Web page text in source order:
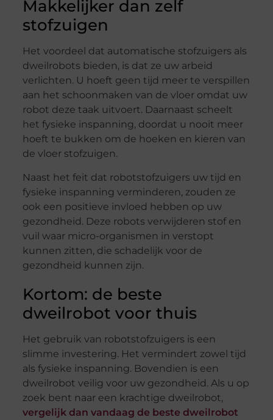
Makkelijker dan zelf
stofzuigen
Het voordeel dat automatische stofzuigers als
dweilrobots bieden, is dat ze uw arbeid
verlichten. U hoeft geen tijd meer te verspillen
aan het schoonmaken van de vloer omdat uw
robot deze taak uitvoert. Daarnaast scheelt
het fysieke inspanning, doordat u nooit meer
hoeft te bukken om de hoeken en kieren van
de vloer stofzuigen.
Naast het feit dat robotstofzuigers uw tijd en
fysieke inspanning verminderen, zouden ze
ook een positieve invloed hebben op uw
gezondheid. Deze robots verwijderen stof en
vuil waar micro-organismen in verstopt
kunnen zitten, die schadelijk voor de
gezondheid kunnen zijn.
Kortom: de beste
dweilrobot voor thuis
Het gebruik van robotstofzuigers is een
slimme investering. Het vermindert zowel tijd
als fysieke inspanning. Bovendien is een
dweilrobot veilig voor uw gezondheid. Als u op
zoek bent naar een krachtige dweilrobot,
vergelijk dan vandaag de beste dweilrobot